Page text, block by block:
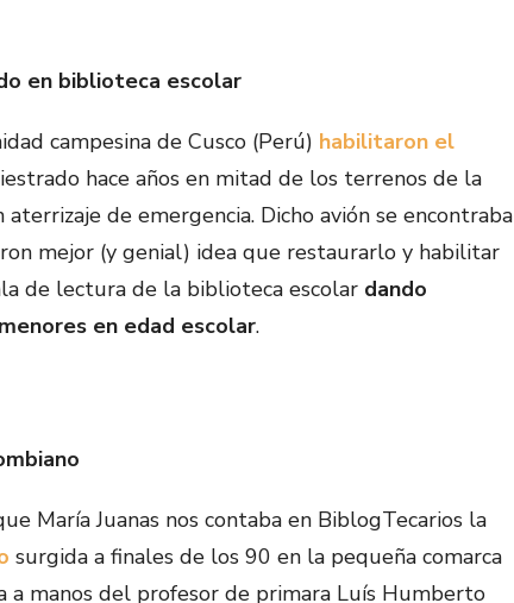
en biblioteca escolar
campesina de Cusco (Perú) habilitaron el
hace años en mitad de los terrenos de la
de emergencia. Dicho avión se encontraba
mejor (y genial) idea que restaurarlo y habilitar
de lectura de la biblioteca escolar dando
en edad escolar.
María Juanas nos contaba en BiblogTecarios la
surgida a finales de los 90 en la pequeña comarca
a manos del profesor de primara Luís Humberto